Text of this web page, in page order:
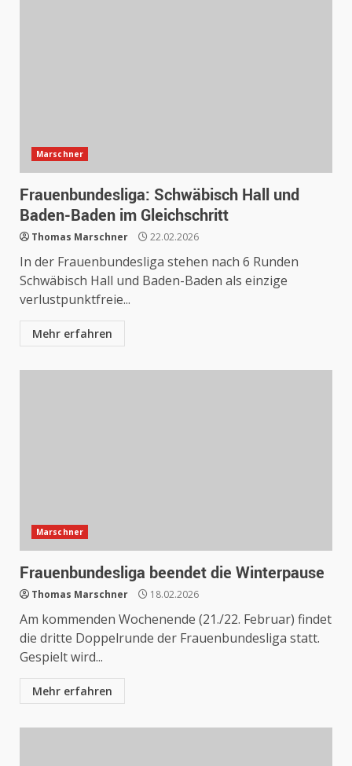
Marschner
Frauenbundesliga: Schwäbisch Hall und
Baden-Baden im Gleichschritt
Thomas Marschner 22.02.2026
In der Frauenbundesliga stehen nach 6 Runden
Schwäbisch Hall und Baden-Baden als einzige
verlustpunktfreie...
Mehr erfahren
Marschner
Frauenbundesliga beendet die Winterpause
Thomas Marschner 18.02.2026
Am kommenden Wochenende (21./22. Februar) findet
die dritte Doppelrunde der Frauenbundesliga statt.
Gespielt wird...
Mehr erfahren